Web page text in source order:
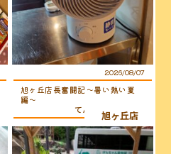
2026/08/07
旭ヶ丘店長奮闘記〜暑い熱い夏
編〜
てんちょ〜（店長）
旭ヶ丘店